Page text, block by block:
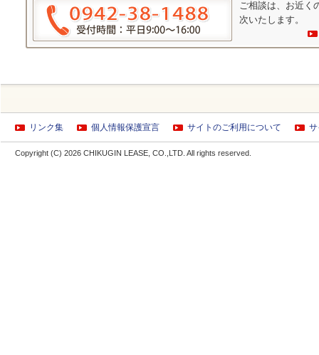
ご相談は、お近く
次いたします。
リンク集 個人情報保護宣言 サイトのご利用について
Copyright (C) 2026 CHIKUGIN LEASE, CO.,LTD. All rights reserved.